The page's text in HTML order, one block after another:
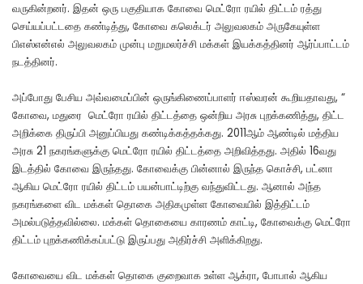
வருகின்றனர். இதன் ஒரு பகுதியாக கோவை மெட்ரோ ரயில் திட்டம் ரத்து
செய்யப்பட்டதை கண்டித்து, கோவை கலெக்டர் அலுவலகம் அருகேயுள்ள
பிஎஸ்என்எல் அலுவலகம் முன்பு மறுமலர்ச்சி மக்கள் இயக்கத்தினர் ஆர்ப்பாட்டம்
நடத்தினர்.
அப்போது பேசிய அவ்வமைப்பின் ஒருங்கிணைப்பாளர் ஈஸ்வரன் கூறியதாவது, “
கோவை, மதுரை மெட்ரோ ரயில் திட்டத்தை ஒன்றிய அரசு புறக்கணித்து, திட்ட
அறிக்கை திருப்பி அனுப்பியது கண்டிக்கத்தக்கது. 2011ஆம் ஆண்டில் மத்திய
அரசு 21 நகரங்களுக்கு மெட்ரோ ரயில் திட்டத்தை அறிவித்தது. அதில் 16வது
இடத்தில் கோவை இருந்தது. கோவைக்கு பின்னால் இருந்த கொச்சி, பட்னா
ஆகிய மெட்ரோ ரயில் திட்டம் பயன்பாட்டிற்கு வந்துவிட்டது. ஆனால் அந்த
நகரங்களை விட மக்கள் தொகை அதிகமுள்ள கோவையில் இத்திட்டம்
அமல்படுத்தவில்லை. மக்கள் தொகையை காரணம் காட்டி, கோவைக்கு மெட்ரோ
திட்டம் புறக்கணிக்கப்பட்டு இருப்பது அதிர்ச்சி அளிக்கிறது.
கோவையை விட மக்கள் தொகை குறைவாக உள்ள ஆக்ரா, போபால் ஆகிய